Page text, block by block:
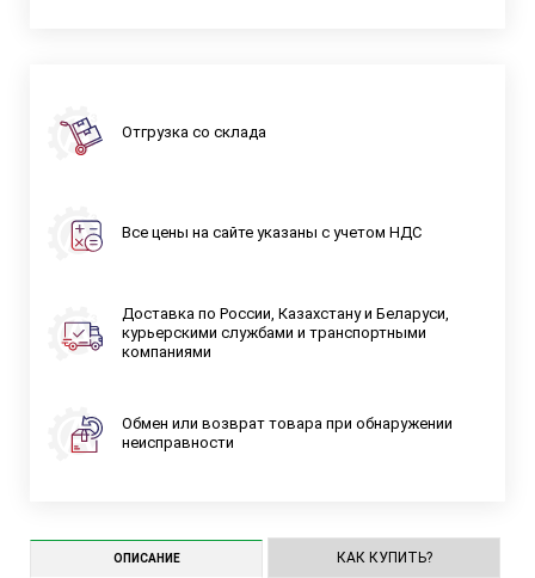
Отгрузка со склада
Все цены на сайте указаны с учетом НДС
Доставка по России, Казахстану и Беларуси,
курьерскими службами и транспортными
компаниями
Обмен или возврат товара при обнаружении
неисправности
ОПИСАНИЕ КАК КУПИТЬ?